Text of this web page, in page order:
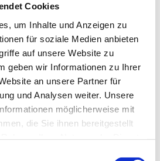
Cookies
um Inhalte und Anzeigen zu
für soziale Medien anbieten
auf unsere Website zu
geben wir Informationen zu Ihrer
an unsere Partner für
und Analysen weiter. Unsere
möglicherweise mit
die Sie ihnen bereitgestellt
David Hevicke (RC